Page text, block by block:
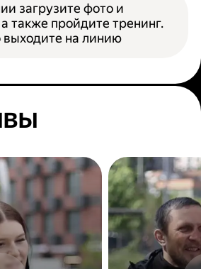
загрузите фото и
также пройдите тренинг.
выходите на линию